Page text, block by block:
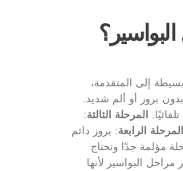
إلى المتقدمة،
بروز أو ألم شديد.
المرحلة الثالثة:
المرحلة الرابعة: بروز دائم
مؤلمة جدًا وتحتاج
البواسير لأنها